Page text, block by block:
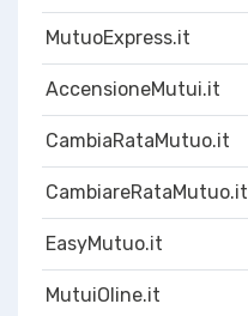
MutuoExpress.it
AccensioneMutui.it
CambiaRataMutuo.it
CambiareRataMutuo.it
EasyMutuo.it
MutuiOline.it